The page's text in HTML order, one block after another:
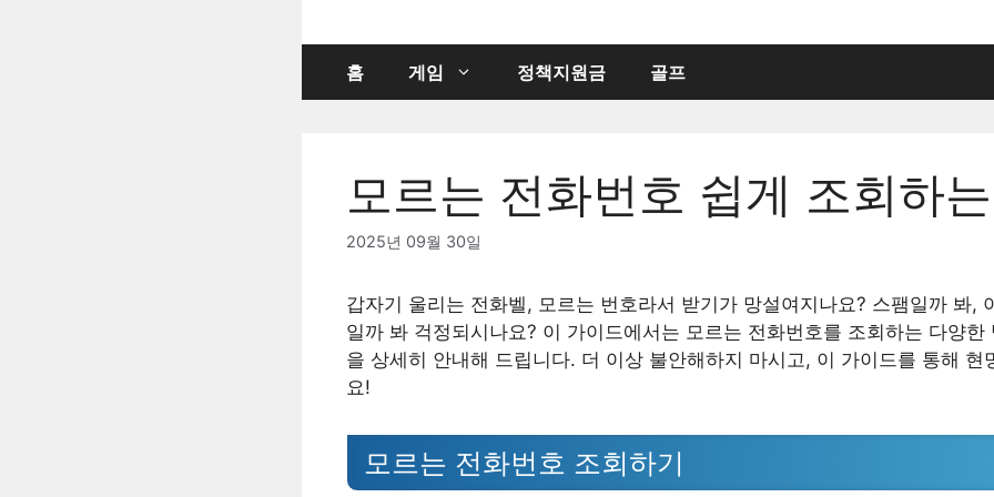
홈 게임 정책지원금 골프
모르는 전화번호 쉽게 조회하
2025년 09월 30일
갑자기 울리는 전화벨, 모르는 번호라서 받기가 망설여지나요? 스팸일까 봐,
일까 봐 걱정되시나요? 이 가이드에서는 모르는 전화번호를 조회하는 다양한
을 상세히 안내해 드립니다. 더 이상 불안해하지 마시고, 이 가이드를 통해 현
요!
모르는 전화번호 조회하기